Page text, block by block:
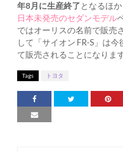
年8月に生産終了 となるほか
日本未発売のセダンモデル
ではオーリスの名前で販売
して「サイオン FR-S」は
て販売されることになります
Tags トヨタ